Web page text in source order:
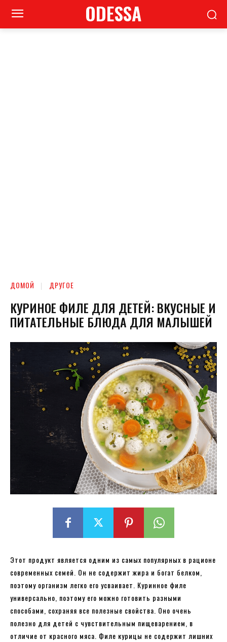
ODESSA
ДОМОЙ ДРУГОЕ
КУРИНОЕ ФИЛЕ ДЛЯ ДЕТЕЙ: ВКУСНЫЕ И
ПИТАТЕЛЬНЫЕ БЛЮДА ДЛЯ МАЛЫШЕЙ
Этот продукт является одним из самых популярных в рационе
современных семей. Он не содержит жира и богат белком,
поэтому организм легко его усваивает. Куринное филе
универсально, поэтому его можно готовить разными
способами, сохраняя все полезные свойства. Оно очень
полезно для детей с чувствительным пищеварением, в
отличие от красного мяса. Филе курицы не содержит лишних